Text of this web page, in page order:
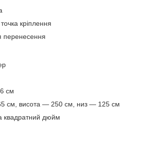
кріплення
перенесення
см
см, висота — 250 см, низ — 125 см
квадратний дюйм